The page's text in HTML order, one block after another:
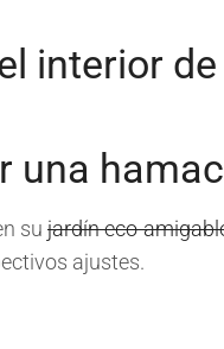
una
su jardín eco-
ajustes.